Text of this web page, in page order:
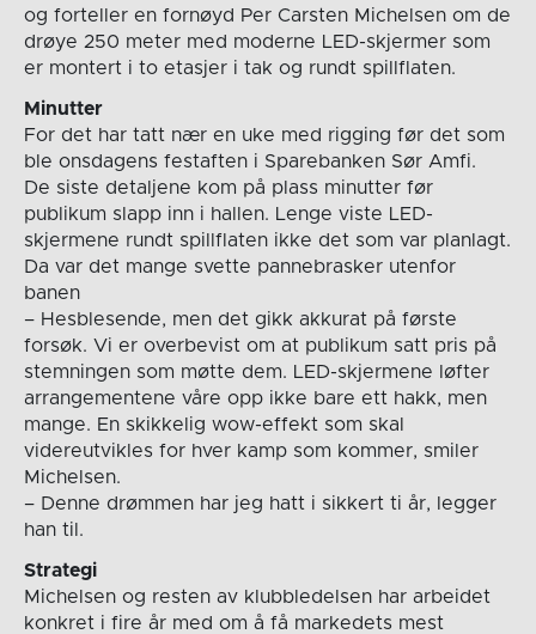
og forteller en fornøyd Per Carsten Michelsen om de
drøye 250 meter med moderne LED-skjermer som
er montert i to etasjer i tak og rundt spillflaten.
Minutter
For det har tatt nær en uke med rigging før det som
ble onsdagens festaften i Sparebanken Sør Amfi.
De siste detaljene kom på plass minutter før
publikum slapp inn i hallen. Lenge viste LED-
skjermene rundt spillflaten ikke det som var planlagt.
Da var det mange svette pannebrasker utenfor
banen
– Hesblesende, men det gikk akkurat på første
forsøk. Vi er overbevist om at publikum satt pris på
stemningen som møtte dem. LED-skjermene løfter
arrangementene våre opp ikke bare ett hakk, men
mange. En skikkelig wow-effekt som skal
videreutvikles for hver kamp som kommer, smiler
Michelsen.
– Denne drømmen har jeg hatt i sikkert ti år, legger
han til.
Strategi
Michelsen og resten av klubbledelsen har arbeidet
konkret i fire år med om å få markedets mest